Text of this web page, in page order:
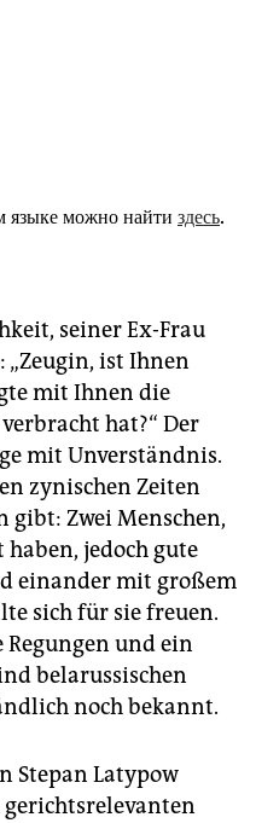
языке можно найти здесь.
seiner Ex-Frau
„Zeugin, ist Ihnen
mit Ihnen die
hat?“ Der
mit Unverständnis.
zynischen Zeiten
gibt: Zwei Menschen,
jedoch gute
einander mit großem
sich für sie freuen.
und ein
belarussischen
noch bekannt.
Stepan Latypow
gerichtsrelevanten